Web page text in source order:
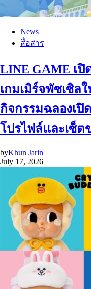
News
สื่อสาร
LINE GAME เปิ
เกมเมิร์จพัซเซิล
กิจกรรมฉลองเปิ
โปรไฟล์และเซ็ต
byKhun Jarin
July 17, 2026